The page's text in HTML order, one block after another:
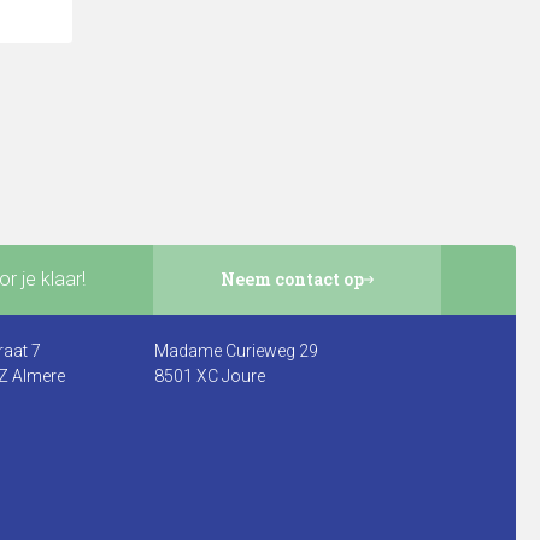
je klaar! Neem contact op
7
Almere
Madame Curieweg 29
8501 XC Joure